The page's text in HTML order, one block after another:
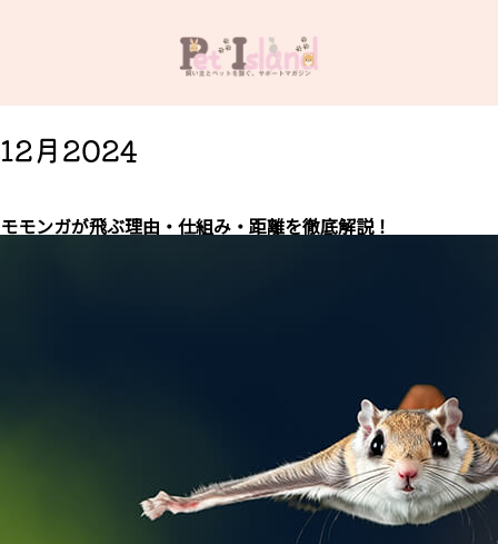
12月2024
モモンガが飛ぶ理由・仕組み・距離を徹底解説！